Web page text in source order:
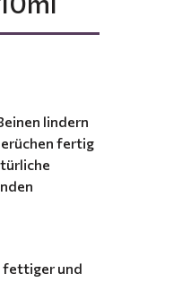
lindern
fertig
fettiger und